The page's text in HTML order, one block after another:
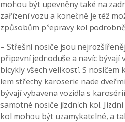
mohou být upevněny také na
zařízení vozu a konečně je též
způsobům přepravy kol
– Střešní nosiče jsou
připevní jednoduše a navíc
bicykly všech velikostí. S
lem střechy karoserie nade
bývají vybavena vozidla s
samotné nosiče jízdních kol.
kol mohou být uzamykatelné, a